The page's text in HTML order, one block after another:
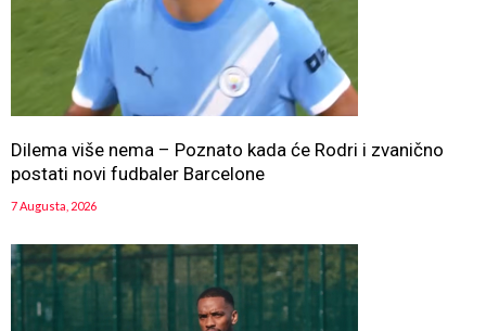
Dilema više nema – Poznato kada će Rodri i zvanično
postati novi fudbaler Barcelone
7 Augusta, 2026